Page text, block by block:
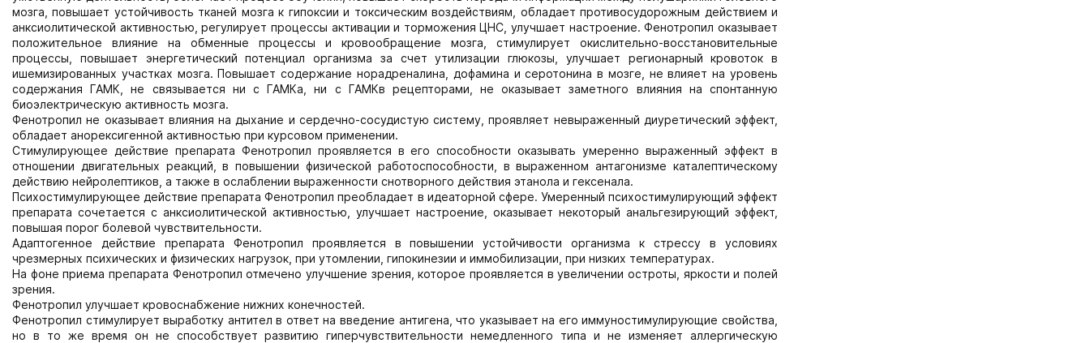
мозга, повышает устойчивость тканей мозга к гипоксии и токсическим воздействиям, обладает противосудорожным действием и
анксиолитической активностью, регулирует процессы активации и торможения ЦНС, улучшает настроение. Фенотропил оказывает
положительное влияние на обменные процессы и кровообращение мозга, стимулирует окислительно-восстановительные
процессы, повышает энергетический потенциал организма за счет утилизации глюкозы, улучшает регионарный кровоток в
ишемизированных участках мозга. Повышает содержание норадреналина, дофамина и серотонина в мозге, не влияет на уровень
содержания ГАМК, не связывается ни с ГАМКа, ни с ГАМКв рецепторами, не оказывает заметного влияния на спонтанную
биоэлектрическую активность мозга.
Фенотропил не оказывает влияния на дыхание и сердечно-сосудистую систему, проявляет невыраженный диуретический эффект,
обладает анорексигенной активностью при курсовом применении.
Стимулирующее действие препарата Фенотропил проявляется в его способности оказывать умеренно выраженный эффект в
отношении двигательных реакций, в повышении физической работоспособности, в выраженном антагонизме каталептическому
действию нейролептиков, а также в ослаблении выраженности снотворного действия этанола и гексенала.
Психостимулирующее действие препарата Фенотропил преобладает в идеаторной сфере. Умеренный психостимулирующий эффект
препарата сочетается с анксиолитической активностью, улучшает настроение, оказывает некоторый анальгезирующий эффект,
повышая порог болевой чувствительности.
Адаптогенное действие препарата Фенотропил проявляется в повышении устойчивости организма к стрессу в условиях
чрезмерных психических и физических нагрузок, при утомлении, гипокинезии и иммобилизации, при низких температурах.
На фоне приема препарата Фенотропил отмечено улучшение зрения, которое проявляется в увеличении остроты, яркости и полей
зрения.
Фенотропил улучшает кровоснабжение нижних конечностей.
Фенотропил стимулирует выработку антител в ответ на введение антигена, что указывает на его иммуностимулирующие свойства,
но в то же время он не способствует развитию гиперчувствительности немедленного типа и не изменяет аллергическую